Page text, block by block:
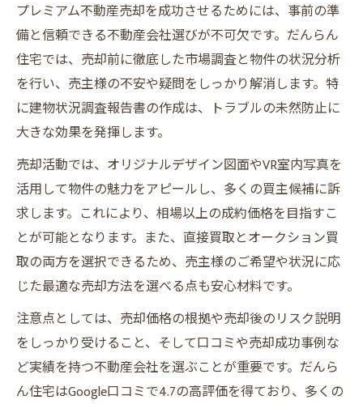
プレミアム不動産売却と通常売却の違い
オークション参加会社数がもたらすメリッ
ト
相場超えを狙うためのポイントと注意点
プレミアム買取と直接買取の比較表
プレミアム不動産売却を成功させるためには、事前の準
備と信頼できる不動産会社選びが不可欠です。だんらん
住宅では、売却前に徹底した市場調査と物件の状況分析
を行い、売主様の不安や疑問をしっかり解消します。特
に建物状況調査報告書の作成は、トラブルの未然防止に
大きな効果を発揮します。
売却活動では、オリジナルデザイン図面やVR室内写真を
活用して物件の魅力をアピールし、多くの買主候補に訴
求します。これにより、相場以上の成約価格を目指すこ
とが可能となります。また、直接買取とオークション買
取の両方を選択できるため、売主様のご希望や状況に応
じた最適な売却方法を選べる点も安心材料です。
注意点としては、売却価格の根拠や売却後のリスク説明
をしっかり受けること、そして口コミや売却成功事例な
ど実績を持つ不動産会社を選ぶことが重要です。だんら
ん住宅はGoogle口コミで4.7の高評価を得ており、多くの